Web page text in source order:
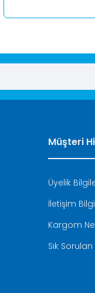
Müşteri
Üyelik
İletişim
Kargom
Sık